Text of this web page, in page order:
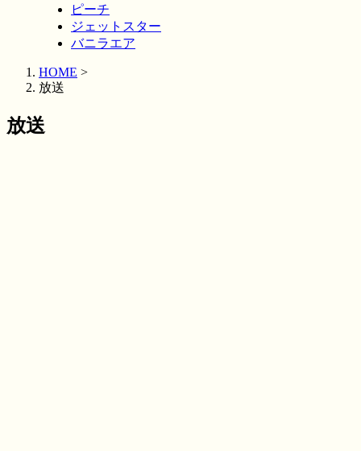
ピーチ
ジェットスター
バニラエア
HOME >
放送
放送